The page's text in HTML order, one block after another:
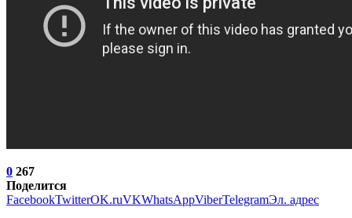
0 267
Поделится
FacebookTwitterOK.ruVKWhatsAppViberTelegramЭл. адрес